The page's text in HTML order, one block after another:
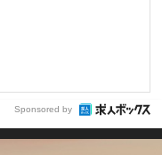
Sponsored by